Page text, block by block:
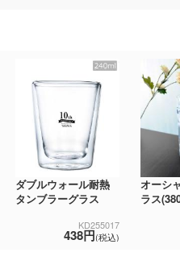
ダブルウォール耐熱
タンブラーグラス
KD255017
438円(税込)
オーシ
ラス